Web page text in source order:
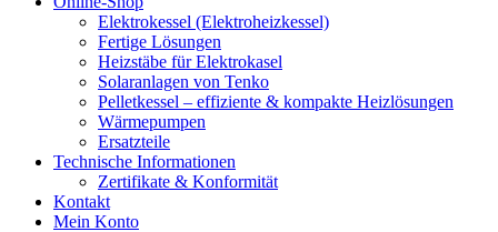
Elektrokessel (Elektroheizkessel)
Fertige Lösungen
Heizstäbe für Elektrokasel
Solaranlagen von Tenko
Pelletkessel – effiziente & kompakte Heizlösungen
Wärmepumpen
Ersatzteile
Technische Informationen
Zertifikate & Konformität
Kontakt
Mein Konto